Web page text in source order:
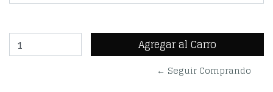
← Seguir Comprando